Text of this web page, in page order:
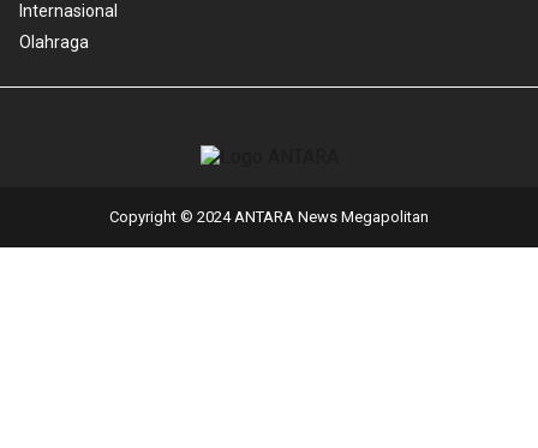
Internasional
Olahraga
Copyright © 2024 ANTARA News Megapolitan